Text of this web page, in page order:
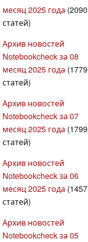
месяц 2025 года (2090
статей)
Архив новостей
Notebookcheck за 08
месяц 2025 года (1779
статей)
Архив новостей
Notebookcheck за 07
месяц 2025 года (1799
статей)
Архив новостей
Notebookcheck за 06
месяц 2025 года (1457
статей)
Архив новостей
Notebookcheck за 05